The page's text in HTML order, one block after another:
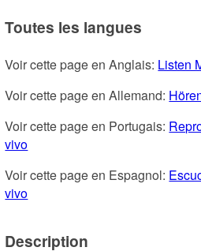
Toutes les langues
Voir cette page en Anglais: Listen
Voir cette page en Allemand:
Voir cette page en Portugais:
vivo
Voir cette page en Espagnol:
vivo
Description